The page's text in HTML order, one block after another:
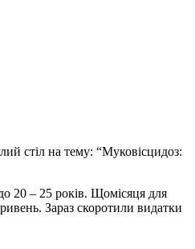
стіл на тему: “Муковісцидоз:
20 – 25 років. Щомісяця для
Зараз скоротили видатки